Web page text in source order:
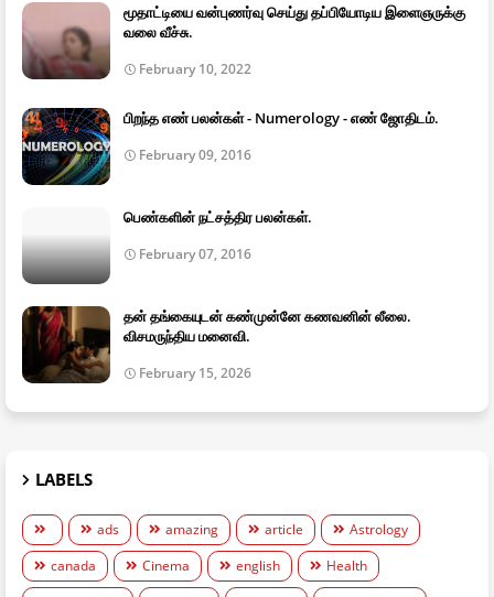
மூதாட்டியை வன்புணர்வு செய்து தப்பியோடிய இளைஞருக்கு
வலை வீச்சு.
February 10, 2022
பிறந்த எண் பலன்கள் - Numerology - எண் ஜோதிடம்.
February 09, 2016
பெண்களின் நட்சத்திர பலன்கள்.
February 07, 2016
தன் தங்கையுடன் கண்முன்னே கணவனின் லீலை.
விசமருந்திய மனைவி.
February 15, 2026
LABELS
ads amazing article
Astrology
canada
Cinema english
Health